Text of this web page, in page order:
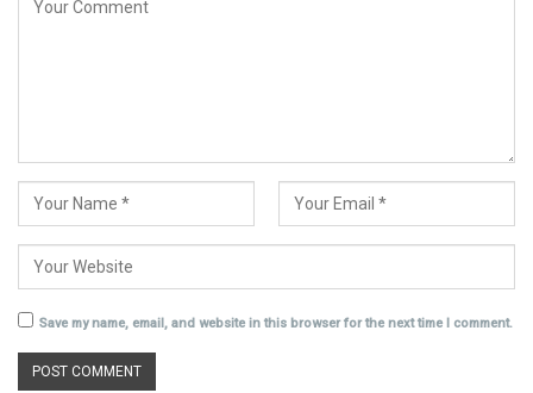
Save my name, email, and website in this browser for the next time I comment.